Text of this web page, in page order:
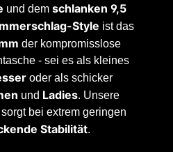
und dem schlanken 9,5
Style ist das
der kompromisslose
- sei es als kleines
oder als schicker
und Ladies. Unsere
bei extrem geringen
Stabilität.